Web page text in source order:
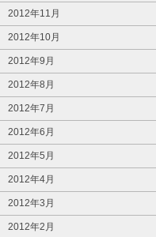
2012年11月
2012年10月
2012年9月
2012年8月
2012年7月
2012年6月
2012年5月
2012年4月
2012年3月
2012年2月